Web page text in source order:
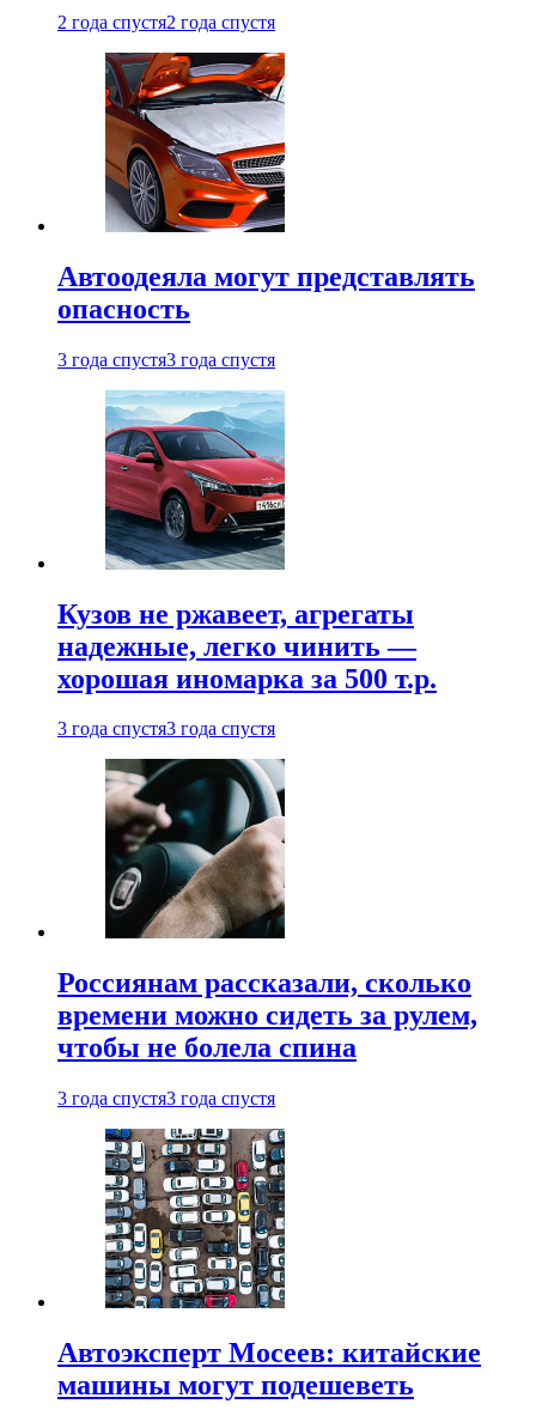
2 года спустя2 года спустя
Автоодеяла могут представлять
опасность
3 года спустя3 года спустя
Кузов не ржавеет, агрегаты
надежные, легко чинить —
хорошая иномарка за 500 т.р.
3 года спустя3 года спустя
Россиянам рассказали, сколько
времени можно сидеть за рулем,
чтобы не болела спина
3 года спустя3 года спустя
Автоэксперт Мосеев: китайские
машины могут подешеветь